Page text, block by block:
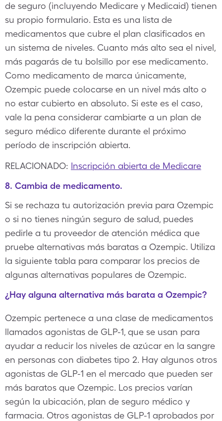
de seguro (incluyendo Medicare y Medicaid) tienen
su propio formulario. Esta es una lista de
medicamentos que cubre el plan clasificados en
un sistema de niveles. Cuanto más alto sea el nivel,
más pagarás de tu bolsillo por ese medicamento.
Como medicamento de marca únicamente,
Ozempic puede colocarse en un nivel más alto o
no estar cubierto en absoluto. Si este es el caso,
vale la pena considerar cambiarte a un plan de
seguro médico diferente durante el próximo
período de inscripción abierta.
RELACIONADO: Inscripción abierta de Medicare
8. Cambia de medicamento.
Si se rechaza tu autorización previa para Ozempic
o si no tienes ningún seguro de salud, puedes
pedirle a tu proveedor de atención médica que
pruebe alternativas más baratas a Ozempic. Utiliza
la siguiente tabla para comparar los precios de
algunas alternativas populares de Ozempic.
¿Hay alguna alternativa más barata a Ozempic?
Ozempic pertenece a una clase de medicamentos
llamados agonistas de GLP-1, que se usan para
ayudar a reducir los niveles de azúcar en la sangre
en personas con diabetes tipo 2. Hay algunos otros
agonistas de GLP-1 en el mercado que pueden ser
más baratos que Ozempic. Los precios varían
según la ubicación, plan de seguro médico y
farmacia. Otros agonistas de GLP-1 aprobados por